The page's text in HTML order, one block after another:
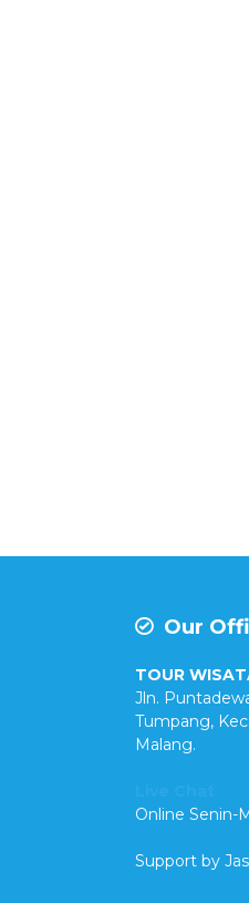
Our
TOUR
Jln.
Tumpang,
Malang.
Online Senin-
Support by